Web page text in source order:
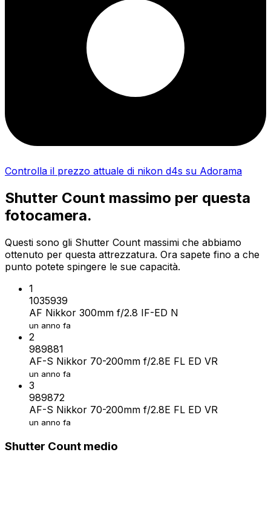
Controlla il prezzo attuale di nikon d4s su Adorama
Shutter Count massimo per questa
fotocamera.
Questi sono gli Shutter Count massimi che abbiamo
ottenuto per questa attrezzatura. Ora sapete fino a che
punto potete spingere le sue capacità.
1
1035939
AF Nikkor 300mm f/2.8 IF-ED N
un anno fa
2
989881
AF-S Nikkor 70-200mm f/2.8E FL ED VR
un anno fa
3
989872
AF-S Nikkor 70-200mm f/2.8E FL ED VR
un anno fa
Shutter Count medio